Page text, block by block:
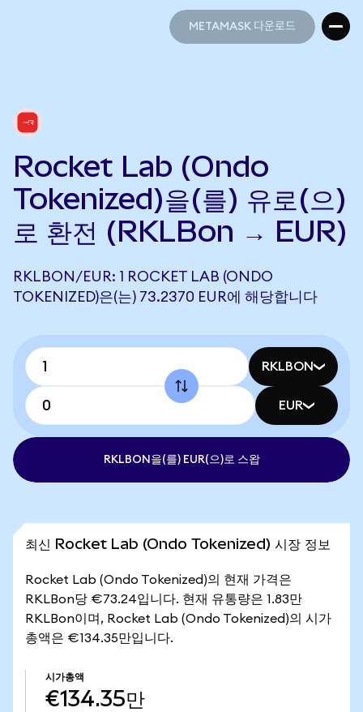
METAMASK 다운로드
Rocket Lab (Ondo
Tokenized)을(를) 유로(으)
로 환전 (RKLBon → EUR)
RKLBON/EUR: 1 ROCKET LAB (ONDO
TOKENIZED)은(는) 73.2370 EUR에 해당합니다
RKLBON
EUR
RKLBON을(를) EUR(으)로 스왑
최신 Rocket Lab (Ondo Tokenized) 시장 정보
Rocket Lab (Ondo Tokenized)의 현재 가격은
RKLBon당 €73.24입니다. 현재 유통량은 1.83만
RKLBon이며, Rocket Lab (Ondo Tokenized)의 시가
총액은 €134.35만입니다.
시가총액
€134.35만